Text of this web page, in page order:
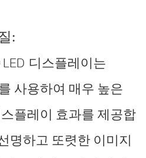
:
LED 디스플레이는
사용하여 매우 높은
플레이 효과를 제공합
명하고 또렷한 이미지